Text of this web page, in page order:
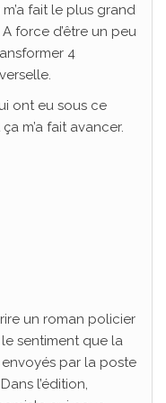
fait le plus grand
force d’être un peu
4
ont eu sous ce
m’a fait avancer.
un roman policier
sentiment que la
par la poste
l’édition,